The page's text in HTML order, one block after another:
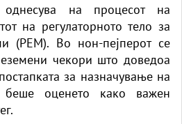
на процесот на
на регулаторното тело за
(РЕМ). Во нон-пејперот се
чекори што доведоа
за назначување на
оценето како важен